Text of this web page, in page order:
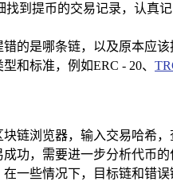
找到提币的交易记录，认真
错的是哪条链，以及原本应
和标准，例如ERC - 20、
链浏览器，输入交易哈希
功，需要进一步分析代币
在一些情况下，目标链和错